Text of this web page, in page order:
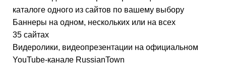
каталоге одного из сайтов по вашему выбору
Баннеры на одном, нескольких или на всех
35 сайтах
Видеролики, видеопрезентации на официальном
YouTube-канале RussianTown